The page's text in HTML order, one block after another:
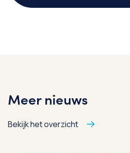
Meer nieuws
Bekijk het overzicht